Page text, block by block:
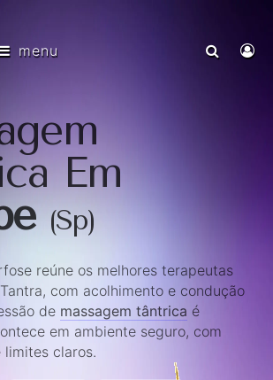
menu
Em
(Sp)
reúne os melhores terapeutas
com acolhimento e condução
de massagem tântrica é
em ambiente seguro, com
limites claros.